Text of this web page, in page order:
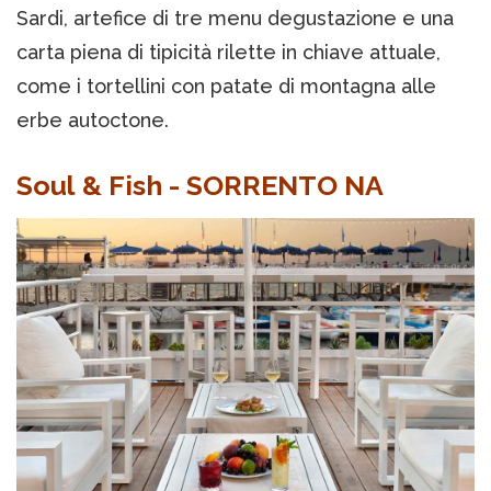
Sardi, artefice di tre menu degustazione e una
carta piena di tipicità rilette in chiave attuale,
come i tortellini con patate di montagna alle
erbe autoctone.
Soul & Fish - SORRENTO NA